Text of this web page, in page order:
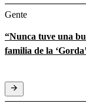
Gente
“Nunca tuve una
familia de la